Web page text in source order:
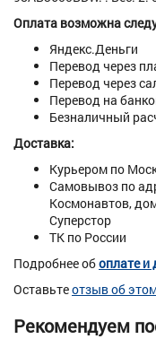
Оплата возможна
Яндекс.Деньги
Перевод через
Перевод через
Перевод на
Безналичный
Доставка:
Курьером по
Самовывоз по
Космонавтов,
Суперстор
ТК по России
Подробнее обоплате и
Оставьтеотзыв об
Рекомендуем